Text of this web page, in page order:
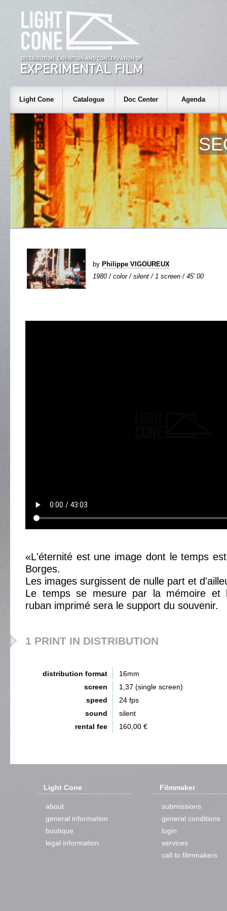
Light Cone Catalogue Doc Center Agenda
by Philippe VIGOUREUX
1980 / color / silent / 1 screen / 45' 00
«L'éternité est une image dont le temps
Borges.
Les images surgissent de nulle part et
Le temps se mesure par la mémoire et
ruban imprimé sera le support du souvenir.
1 PRINT IN DISTRIBUTION
distribution format
16mm
screen
1,37 (single screen)
speed
24 fps
sound
silent
rental fee
160,00 €
Light Cone
about
general information
boutique
legal information
Filmmaker
submissions
general conditions
login
services
call to filmmakers